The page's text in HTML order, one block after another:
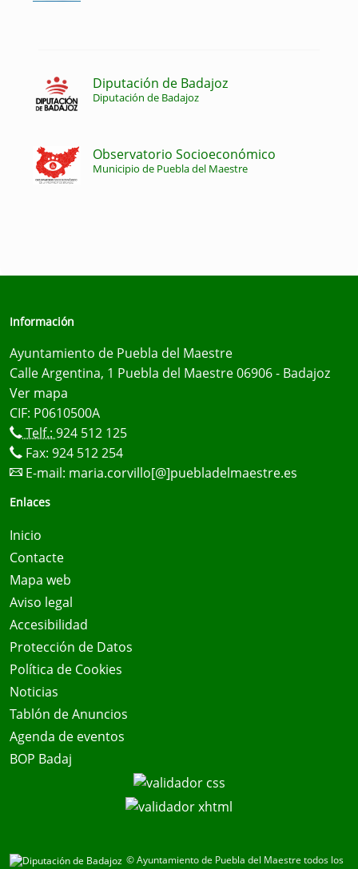
Diputación de Badajoz
Diputación de Badajoz
Observatorio Socioeconómico
Municipio de Puebla del Maestre
Información
Ayuntamiento de Puebla del Maestre
Calle Argentina, 1 Puebla del Maestre 06906 - Badajoz
Ver mapa
CIF: P0610500A
Telf.: 924 512 125
Fax: 924 512 254
E-mail: maria.corvillo[@]puebladelmaestre.es
Enlaces
Inicio
Contacte
Mapa web
Aviso legal
Accesibilidad
Protección de Datos
Política de Cookies
Noticias
Tablón de Anuncios
Agenda de eventos
BOP Badaj
© Ayuntamiento de Puebla del Maestre todos los